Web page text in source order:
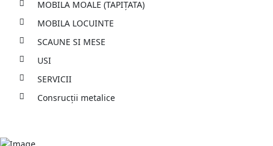
MOBILA MOALE (TAPIȚATA)
MOBILA LOCUINTE
SCAUNE SI MESE
USI
SERVICII
Consrucții metalice